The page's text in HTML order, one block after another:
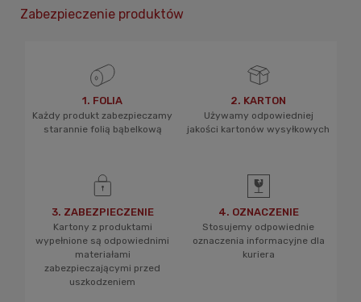
Zabezpieczenie produktów
1. FOLIA
Każdy produkt zabezpieczamy
starannie folią bąbelkową
2. KARTON
Używamy odpowiedniej
jakości kartonów wysyłkowych
3. ZABEZPIECZENIE
Kartony z produktami
wypełnione są odpowiednimi
materiałami
zabezpieczającymi przed
uszkodzeniem
4. OZNACZENIE
Stosujemy odpowiednie
oznaczenia informacyjne dla
kuriera